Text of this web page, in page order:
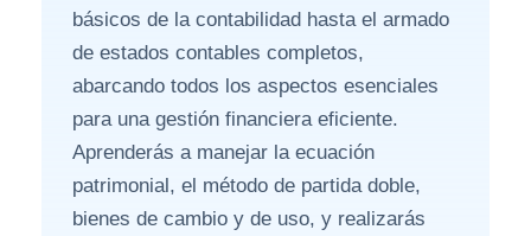
básicos de la contabilidad hasta el armado
de estados contables completos,
abarcando todos los aspectos esenciales
para una gestión financiera eficiente.
Aprenderás a manejar la ecuación
patrimonial, el método de partida doble,
bienes de cambio y de uso, y realizarás